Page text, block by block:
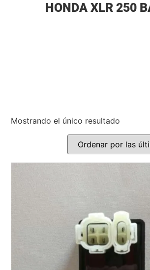
HONDA XLR 250
Mostrando el único resultado